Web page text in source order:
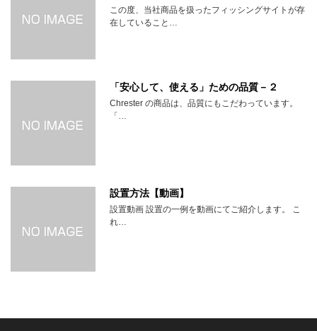
この度、当社商品を扱ったフィッシングサイトが存
在していること…
「安心して、使える」ための品質－２
Chrester の商品は、品質にもこだわっています。
「…
設置方法【動画】
設置動画 設置の一例を動画にてご紹介します。 こ
れ…